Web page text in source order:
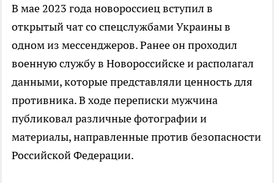
В мае 2023 года новороссиец вступил в
открытый чат со спецслужбами Украины в
одном из мессенджеров. Ранее он проходил
военную службу в Новороссийске и располагал
данными, которые представляли ценность для
противника. В ходе переписки мужчина
публиковал различные фотографии и
материалы, направленные против безопасности
Российской Федерации.